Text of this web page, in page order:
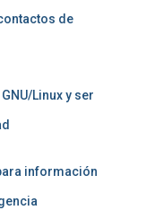
de
Linux y ser
información